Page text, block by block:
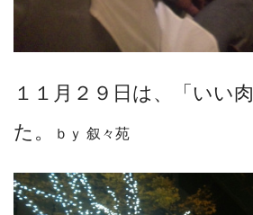
１１月２９日は、「いい
た。
ｂｙ 叙々苑